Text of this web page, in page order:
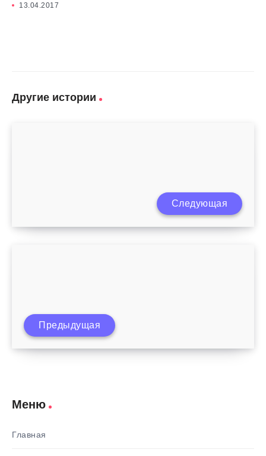
13.04.2017
Другие истории
Часто болеющий ребенок – как поднять
Следующая
В каком возрасте дети могут болеть
Предыдущая
Меню
Главная